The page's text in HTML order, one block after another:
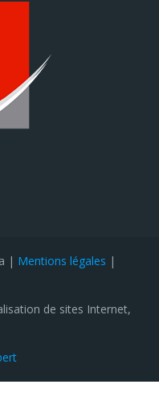
| Mentions légales |
de sites Internet,